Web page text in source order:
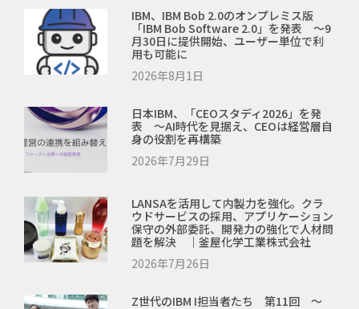
IBM、IBM Bob 2.0のオンプレミス版
「IBM Bob Software 2.0」を発表 ～9
月30日に提供開始、ユーザー単位で利
用も可能に
2026年8月1日
日本IBM、「CEOスタディ2026」を発
表 ～AI時代を見据え、CEOは経営層自
身の役割を再構築
2026年7月29日
LANSAを活用して内製力を強化。クラ
ウドサービスの採用、アプリケーション
保守の外部委託、開発力の強化で人材問
題を解決 ｜釜屋化学工業株式会社
2026年7月26日
Z世代のIBM I担当者たち 第11回 ～